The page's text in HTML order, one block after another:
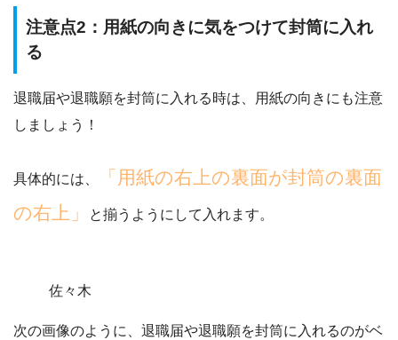
注意点2：用紙の向きに気をつけて封筒に入れ
る
退職届や退職願を封筒に入れる時は、用紙の向きにも注意
しましょう！
具体的には、
「用紙の右上の裏面が封筒の裏面
の右上」
と揃うようにして入れます。
佐々木
次の画像のように、退職届や退職願を封筒に入れるのがベ